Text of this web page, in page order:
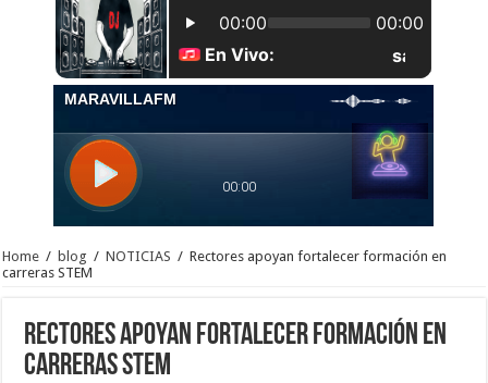
Home / blog / NOTICIAS / Rectores apoyan fortalecer formación en
carreras STEM
Rectores apoyan fortalecer formación en
carreras STEM